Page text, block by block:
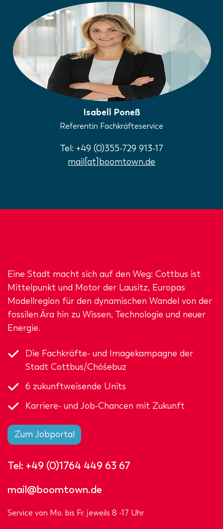
Isabell Poneß
Referentin Fachkräfteservice
Tel: +49 (0)355-729 913-17
mail[at]boomtown.de
Eine Stadt macht sich auf den Weg: Cottbus ist
Mittelpunkt und Motor der Lausitz, Europas
Modellregion für den dynamischen Wandel von der
fossilen Ära hin zu Wissen, Technologie und neuer
Energie.
Die Fachkräfte- und Imagekampagne der
Stadt Cottbus/Chóśebuz
6 zukunftweisende Units
Karriere- und Job-Chancen mit Zukunft
Zum Jobportal
Tel: +49 (0)1764 449 63 67
mail@boomtown.de
Service von Mo. bis Fr. jeweils 8 -17 Uhr